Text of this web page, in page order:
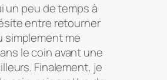
un peu de temps à
entre retourner
simplement me
le coin avant une
Finalement, je